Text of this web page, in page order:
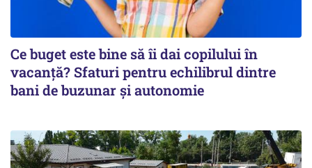
Ce buget este bine să îi dai copilului în
vacanță? Sfaturi pentru echilibrul dintre
bani de buzunar și autonomie